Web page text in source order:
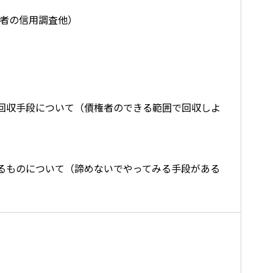
信用調査他）
手段について（債権者のできる範囲で回収しよ
のについて（諦めないでやってみる手段がある